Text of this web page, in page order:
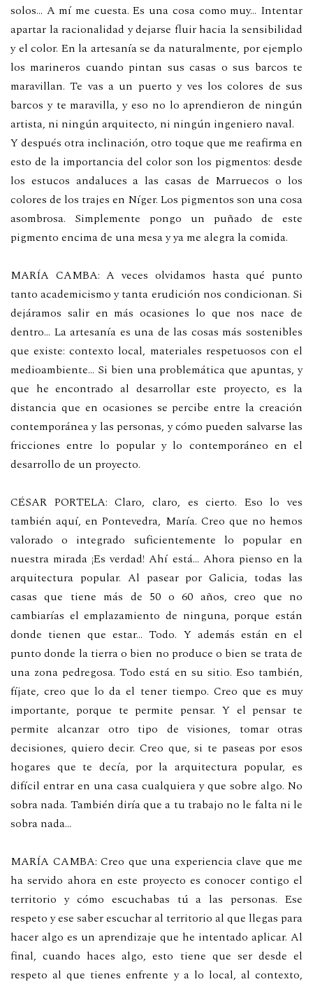
solos… A mí me cuesta. Es una cosa como muy… Intentar
apartar la racionalidad y dejarse fluir hacia la sensibilidad
y el color. En la artesanía se da naturalmente, por ejemplo
los marineros cuando pintan sus casas o sus barcos te
maravillan. Te vas a un puerto y ves los colores de sus
barcos y te maravilla, y eso no lo aprendieron de ningún
artista, ni ningún arquitecto, ni ningún ingeniero naval.
Y después otra inclinación, otro toque que me reafirma en
esto de la importancia del color son los pigmentos: desde
los estucos andaluces a las casas de Marruecos o los
colores de los trajes en Níger. Los pigmentos son una cosa
asombrosa. Simplemente pongo un puñado de este
pigmento encima de una mesa y ya me alegra la comida.
MARÍA CAMBA: A veces olvidamos hasta qué punto
tanto academicismo y tanta erudición nos condicionan. Si
dejáramos salir en más ocasiones lo que nos nace de
dentro… La artesanía es una de las cosas más sostenibles
que existe: contexto local, materiales respetuosos con el
medioambiente… Si bien una problemática que apuntas, y
que he encontrado al desarrollar este proyecto, es la
distancia que en ocasiones se percibe entre la creación
contemporánea y las personas, y cómo pueden salvarse las
fricciones entre lo popular y lo contemporáneo en el
desarrollo de un proyecto.
CÉSAR PORTELA: Claro, claro, es cierto. Eso lo ves
también aquí, en Pontevedra, María. Creo que no hemos
valorado o integrado suficientemente lo popular en
nuestra mirada ¡Es verdad! Ahí está… Ahora pienso en la
arquitectura popular. Al pasear por Galicia, todas las
casas que tiene más de 50 o 60 años, creo que no
cambiarías el emplazamiento de ninguna, porque están
donde tienen que estar… Todo. Y además están en el
punto donde la tierra o bien no produce o bien se trata de
una zona pedregosa. Todo está en su sitio. Eso también,
fíjate, creo que lo da el tener tiempo. Creo que es muy
importante, porque te permite pensar. Y el pensar te
permite alcanzar otro tipo de visiones, tomar otras
decisiones, quiero decir. Creo que, si te paseas por esos
hogares que te decía, por la arquitectura popular, es
difícil entrar en una casa cualquiera y que sobre algo. No
sobra nada. También diría que a tu trabajo no le falta ni le
sobra nada…
MARÍA CAMBA: Creo que una experiencia clave que me
ha servido ahora en este proyecto es conocer contigo el
territorio y cómo escuchabas tú a las personas. Ese
respeto y ese saber escuchar al territorio al que llegas para
hacer algo es un aprendizaje que he intentado aplicar. Al
final, cuando haces algo, esto tiene que ser desde el
respeto al que tienes enfrente y a lo local, al contexto,